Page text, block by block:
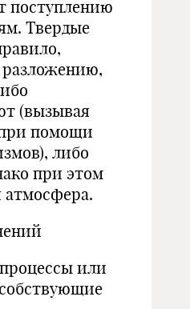
поступлению
Твердые
(вы­зывая
помощи
либо
при этом
атмосфера.
или